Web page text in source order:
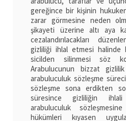
gereğince bir kişinin
zarar görmesine neden
şikayeti üzerine altı aya
cezalandırılacakları
gizliliği ihlal etmesi halinde
sicilden silinmesi söz
Arabulucunun bizzat
arabuluculuk sözleşme
sözleşme sona erdikten
süresince gizliliğin
arabuluculuk
hükümleri kıyasen